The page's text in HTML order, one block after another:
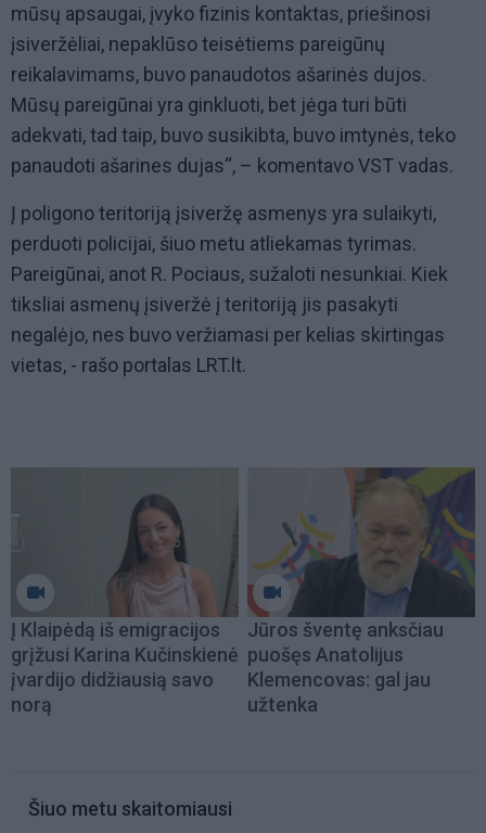
mūsų apsaugai, įvyko fizinis kontaktas, priešinosi
įsiveržėliai, nepaklūso teisėtiems pareigūnų
reikalavimams, buvo panaudotos ašarinės dujos.
Mūsų pareigūnai yra ginkluoti, bet jėga turi būti
adekvati, tad taip, buvo susikibta, buvo imtynės, teko
panaudoti ašarines dujas“, – komentavo VST vadas.
Į poligono teritoriją įsiveržę asmenys yra sulaikyti,
perduoti policijai, šiuo metu atliekamas tyrimas.
Pareigūnai, anot R. Pociaus, sužaloti nesunkiai. Kiek
tiksliai asmenų įsiveržė į teritoriją jis pasakyti
negalėjo, nes buvo veržiamasi per kelias skirtingas
vietas, - rašo portalas LRT.lt.
Į Klaipėdą iš emigracijos
grįžusi Karina Kučinskienė
įvardijo didžiausią savo
norą
Jūros šventę anksčiau
puošęs Anatolijus
Klemencovas: gal jau
užtenka
Šiuo metu skaitomiausi